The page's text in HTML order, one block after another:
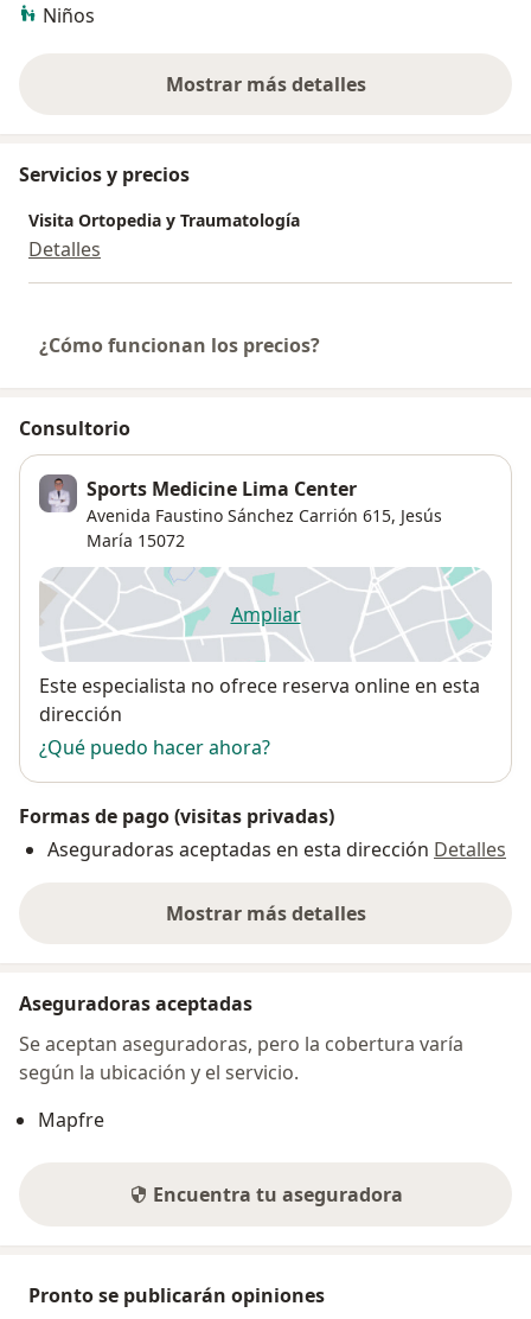
Niños
Mostrar más detalles
sobre la experiencia
Servicios y precios
Visita Ortopedia y Traumatología
Detalles
¿Cómo funcionan los precios?
Consultorio
Sports Medicine Lima Center
Avenida Faustino Sánchez Carrión 615, Jesús
María 15072
Ampliarse abre en una nueva
Disponibilidad
Este especialista no ofrece reserva online en esta
dirección
¿Qué puedo hacer ahora?
Formas de pago (visitas privadas)
Aseguradoras aceptadas en esta dirección Detalles
Mostrar más detalles
sobre la dirección
Aseguradoras aceptadas
Se aceptan aseguradoras, pero la cobertura varía
según la ubicación y el servicio.
Mapfre
Encuentra tu aseguradora
Pronto se publicarán opiniones